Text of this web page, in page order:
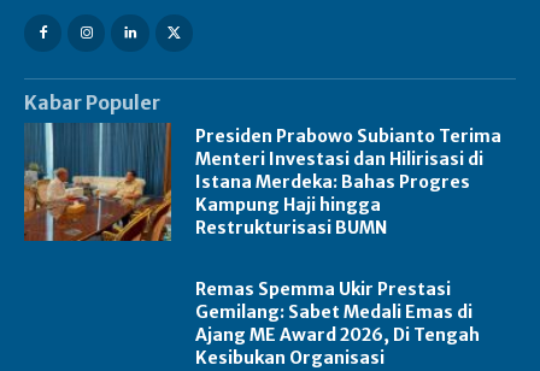
Kabar Populer
Presiden Prabowo Subianto Terima
Menteri Investasi dan Hilirisasi di
Istana Merdeka: Bahas Progres
Kampung Haji hingga
Restrukturisasi BUMN
Remas Spemma Ukir Prestasi
Gemilang: Sabet Medali Emas di
Ajang ME Award 2026, Di Tengah
Kesibukan Organisasi